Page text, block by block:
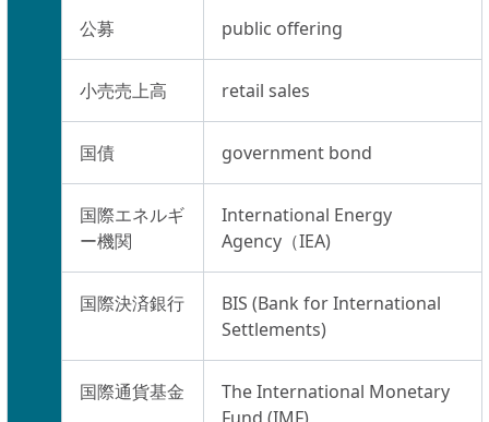
公募 public offering
小売売上高 retail sales
国債 government bond
国際エネルギ
ー機関
International Energy
Agency（IEA)
国際決済銀行
BIS (Bank for International
Settlements)
国際通貨基金
The International Monetary